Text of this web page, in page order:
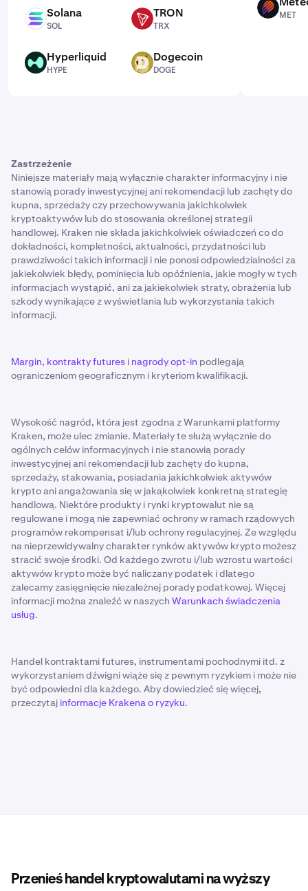
SOL Solana
SOL
TRX TRON
TRX
HYPE Hyperliquid
HYPE
DOGE Dogecoin
DOGE
MET
MET
Zastrzeżenie
Niniejsze materiały mają wyłącznie charakter informacyjny i nie
stanowią porady inwestycyjnej ani rekomendacji lub zachęty do
kupna, sprzedaży czy przechowywania jakichkolwiek
kryptoaktywów lub do stosowania określonej strategii
handlowej. Kraken nie składa jakichkolwiek oświadczeń co do
dokładności, kompletności, aktualności, przydatności lub
prawdziwości takich informacji i nie ponosi odpowiedzialności za
jakiekolwiek błędy, pominięcia lub opóźnienia, jakie mogły w tych
informacjach wystąpić, ani za jakiekolwiek straty, obrażenia lub
szkody wynikające z wyświetlania lub wykorzystania takich
informacji.
Margin, kontrakty futures i nagrody opt-in podlegają
ograniczeniom geograficznym i kryteriom kwalifikacji.
Wysokość nagród, która jest zgodna z Warunkami platformy
Kraken, może ulec zmianie. Materiały te służą wyłącznie do
ogólnych celów informacyjnych i nie stanowią porady
inwestycyjnej ani rekomendacji lub zachęty do kupna,
sprzedaży, stakowania, posiadania jakichkolwiek aktywów
krypto ani angażowania się w jakąkolwiek konkretną strategię
handlową. Niektóre produkty i rynki kryptowalut nie są
regulowane i mogą nie zapewniać ochrony w ramach rządowych
programów rekompensat i/lub ochrony regulacyjnej. Ze względu
na nieprzewidywalny charakter rynków aktywów krypto możesz
stracić swoje środki. Od każdego zwrotu i/lub wzrostu wartości
aktywów krypto może być naliczany podatek i dlatego
zalecamy zasięgnięcie niezależnej porady podatkowej. Więcej
informacji można znaleźć w naszych Warunkach świadczenia
usług.
Handel kontraktami futures, instrumentami pochodnymi itd. z
wykorzystaniem dźwigni wiąże się z pewnym ryzykiem i może nie
być odpowiedni dla każdego. Aby dowiedzieć się więcej,
przeczytaj informacje Krakena o ryzyku.
Przenieś handel kryptowalutami na wyższy